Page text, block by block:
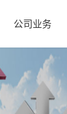
公司业务